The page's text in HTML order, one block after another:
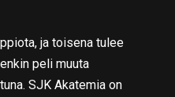
ja toisena tulee
peli muuta
SJK Akatemia on